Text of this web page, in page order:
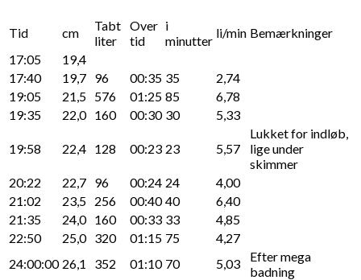
Tid cm
Tabt
liter
Over
tid
i
minutter
li/min Bemærkninger
17:05
19,4
17:40
19,7 96 00:35 35
2,74
19:05
21,5 576 01:25 85
6,78
19:35
22,0 160 00:30 30 5,33
19:58 22,4 128 00:23 23 5,57
Lukket for indløb,
lige under
skimmer
20:22
22,7 96 00:24 24
4,00
21:02
23,5 256 00:40 40
6,40
21:35
24,0 160 00:33 33
4,85
22:50
25,0 320 01:15 75
4,27
24:00:00 26,1 352 01:10 70 5,03
Efter mega
badning